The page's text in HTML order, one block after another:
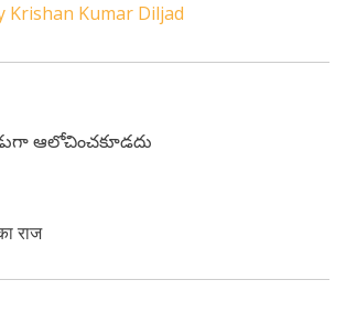
Krishan Kumar Diljad
ఆలోచించకూడదు
राज